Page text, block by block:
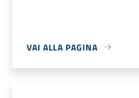
VAI ALLA PAGINA